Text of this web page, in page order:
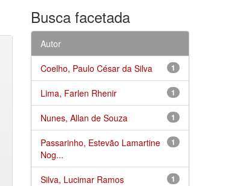
Busca facetada
Autor
1
Coelho, Paulo César da Silva
1
Lima, Farlen Rhenir
1
Nunes, Allan de Souza
1
Passarinho, Estevão Lamartine
Nog...
1
Silva, Lucimar Ramos